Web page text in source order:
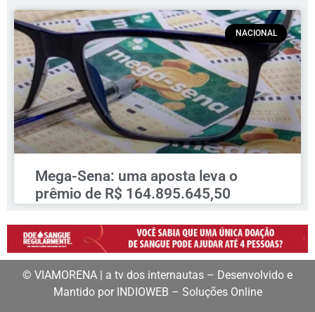
NACIONAL
Mega-Sena: uma aposta leva o
prêmio de R$ 164.895.645,50
© VIAMORENA | a tv dos internautas – Desenvolvido e
Mantido por INDIOWEB – Soluções Online